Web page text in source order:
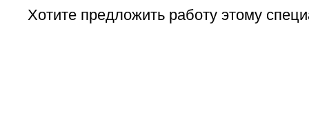
Хотите предложить работу этому